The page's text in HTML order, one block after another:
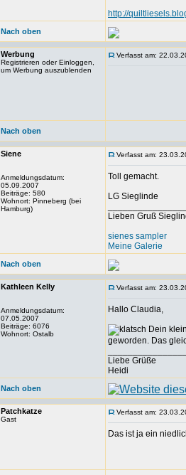
http://
Nach oben
Werbung
Registrieren oder Einloggen,
um Werbung auszublenden
Verfasst am:
Nach oben
Siene
Anmeldungsdatum:
05.09.2007
Beiträge: 580
Wohnort: Pinneberg (bei
Hamburg)
Verfasst am:
Toll gemacht.
LG Sieglinde
Lieben Gruß
sienes sampler
Meine Galerie
Nach oben
Kathleen Kelly
Anmeldungsdatum:
07.05.2007
Beiträge: 6076
Wohnort: Ostalb
Verfasst am:
Hallo Claudia,
Dein
geworden. Das
Liebe Grüße
Heidi
Nach oben
Patchkatze
Gast
Verfasst am:
Das ist ja ein